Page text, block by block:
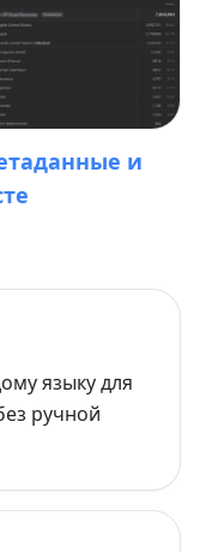
и
языку для
ручной